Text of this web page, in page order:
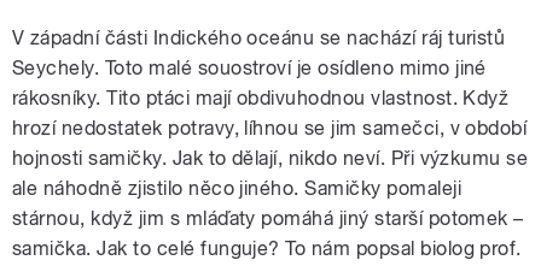
V západní části Indického oceánu se nachází ráj turistů
Seychely. Toto malé souostroví je osídleno mimo jiné
rákosníky. Tito ptáci mají obdivuhodnou vlastnost. Když
hrozí nedostatek potravy, líhnou se jim samečci, v období
hojnosti samičky. Jak to dělají, nikdo neví. Při výzkumu se
ale náhodně zjistilo něco jiného. Samičky pomaleji
stárnou, když jim s mláďaty pomáhá jiný starší potomek –
samička. Jak to celé funguje? To nám popsal biolog prof.